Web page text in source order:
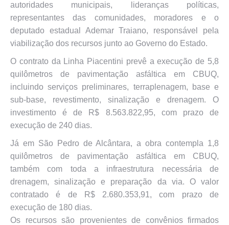
autoridades municipais, lideranças políticas,
representantes das comunidades, moradores e o
deputado estadual Ademar Traiano, responsável pela
viabilização dos recursos junto ao Governo do Estado.
O contrato da Linha Piacentini prevê a execução de 5,8
quilômetros de pavimentação asfáltica em CBUQ,
incluindo serviços preliminares, terraplenagem, base e
sub-base, revestimento, sinalização e drenagem. O
investimento é de R$ 8.563.822,95, com prazo de
execução de 240 dias.
Já em São Pedro de Alcântara, a obra contempla 1,8
quilômetros de pavimentação asfáltica em CBUQ,
também com toda a infraestrutura necessária de
drenagem, sinalização e preparação da via. O valor
contratado é de R$ 2.680.353,91, com prazo de
execução de 180 dias.
Os recursos são provenientes de convênios firmados